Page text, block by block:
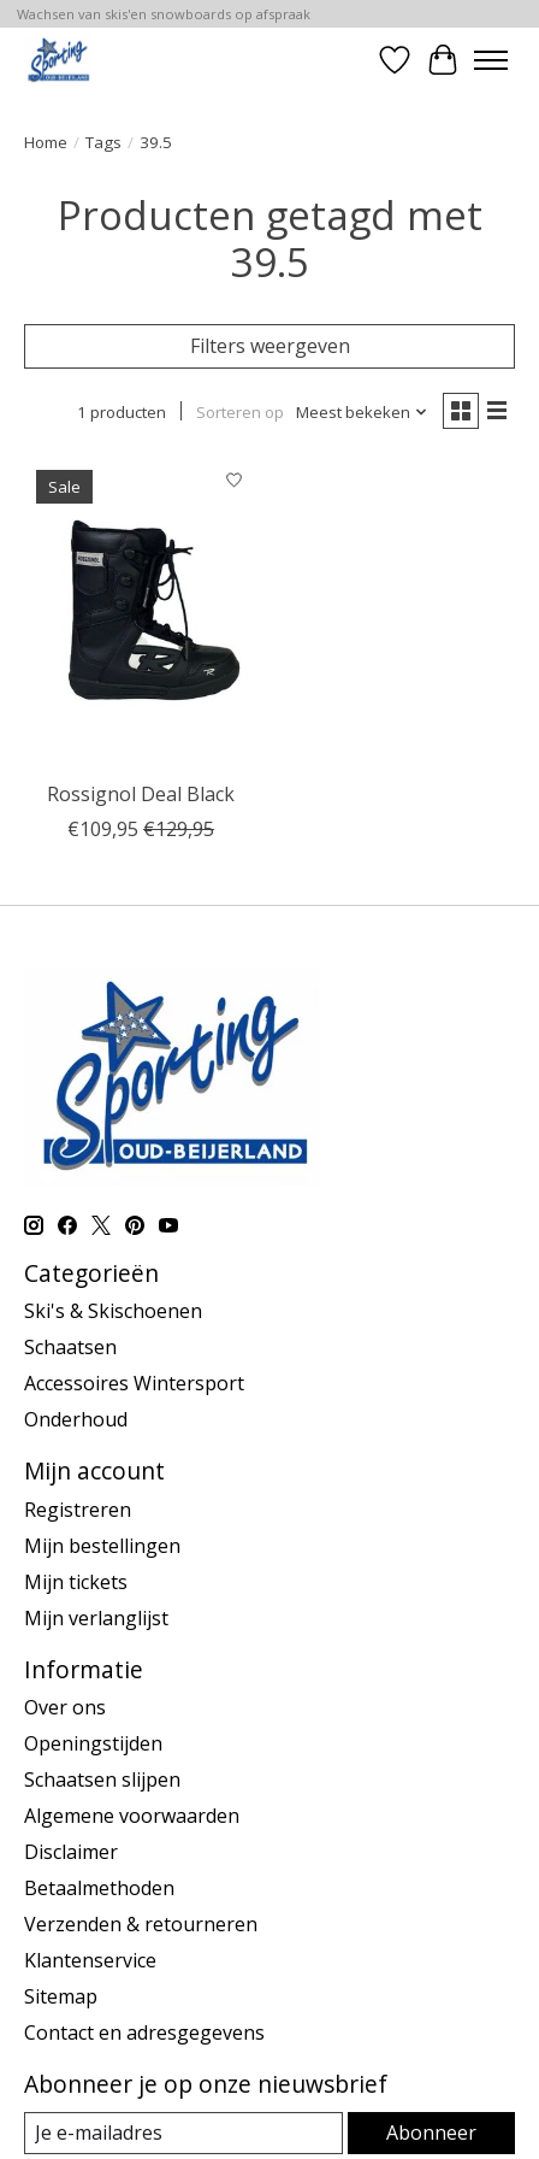
Wachsen van skis'en snowboards op afspraak
Verlanglijst
Home / Tags / 39.5
Producten getagd met
39.5
Filters weergeven
1 producten Sorteren op Meest bekeken
Sale
Rossignol Deal Black
€109,95 €129,95
Categorieën
Ski's & Skischoenen
Schaatsen
Accessoires Wintersport
Onderhoud
Mijn account
Registreren
Mijn bestellingen
Mijn tickets
Mijn verlanglijst
Informatie
Over ons
Openingstijden
Schaatsen slijpen
Algemene voorwaarden
Disclaimer
Betaalmethoden
Verzenden & retourneren
Klantenservice
Sitemap
Contact en adresgegevens
Abonneer je op onze nieuwsbrief
Abonneer